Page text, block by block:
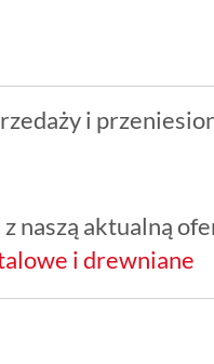
i
naszą aktualną
i drewniane